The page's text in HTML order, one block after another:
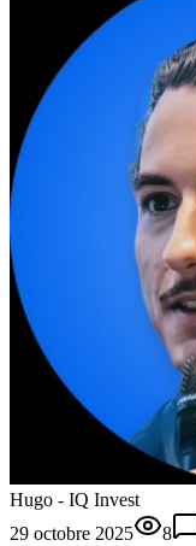
Hugo - IQ Invest
29 octobre 2025
8